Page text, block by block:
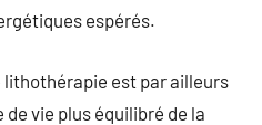
espérés.
lithothérapie est par ailleurs
vie plus équilibré de la